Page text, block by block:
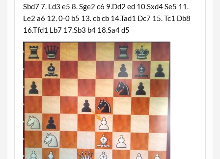
Sbd7 7. Ld3 e5 8. Sge2 c6 9.Dd2 ed 10.Sxd4 Se5 11.
Le2 a6 12. 0-0 b5 13. cb cb 14.Tad1 Dc7 15. Tc1 Db8
16.Tfd1 Lb7 17.Sb3 b4 18.Sa4 d5